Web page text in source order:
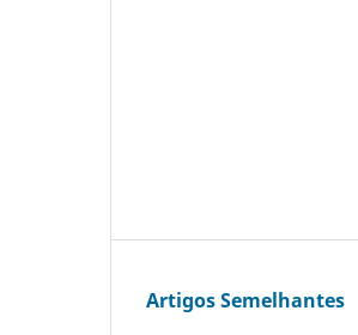
Artigos Semelhantes